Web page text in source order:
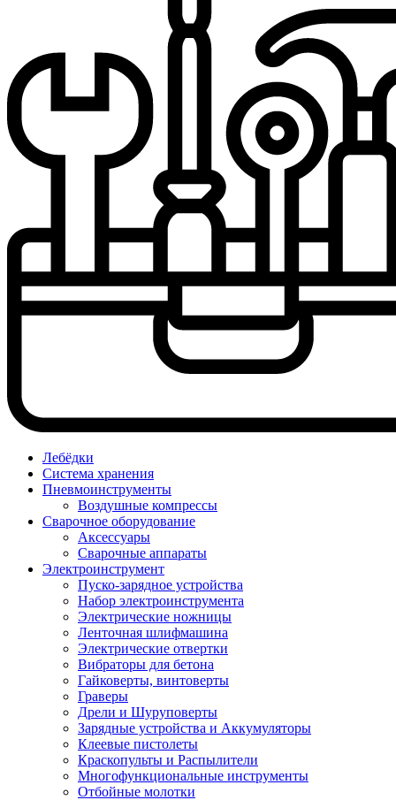
Лебёдки
Система хранения
Пневмоинструменты
Воздушные компрессы
Сварочное оборудование
Аксессуары
Сварочные аппараты
Электроинструмент
Пуско-зарядное устройства
Набор электроинструмента
Электрические ножницы
Ленточная шлифмашина
Электрические отвертки
Вибраторы для бетона
Гайковерты, винтоверты
Граверы
Дрели и Шуруповерты
Зарядные устройства и Аккумуляторы
Клеевые пистолеты
Краскопульты и Распылители
Многофункциональные инструменты
Отбойные молотки